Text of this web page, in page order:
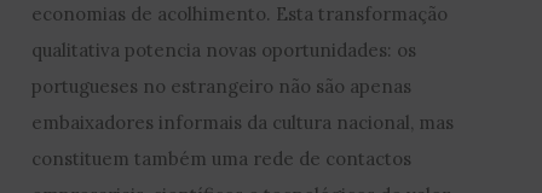
economias de acolhimento. Esta transformação
qualitativa potencia novas oportunidades: os
portugueses no estrangeiro não são apenas
embaixadores informais da cultura nacional, mas
constituem também uma rede de contactos